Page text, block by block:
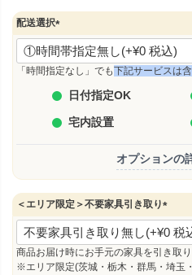
配送選択
(
必
須
「時間指定なし」でも下記サービスは
日付指定OK
宅内設置
オプションの
＜エリア限定＞不要家具引き取り
(
必
須
商品お届け時にお手元の家具を引き取
※エリア限定(茨城・栃木・群馬・埼玉